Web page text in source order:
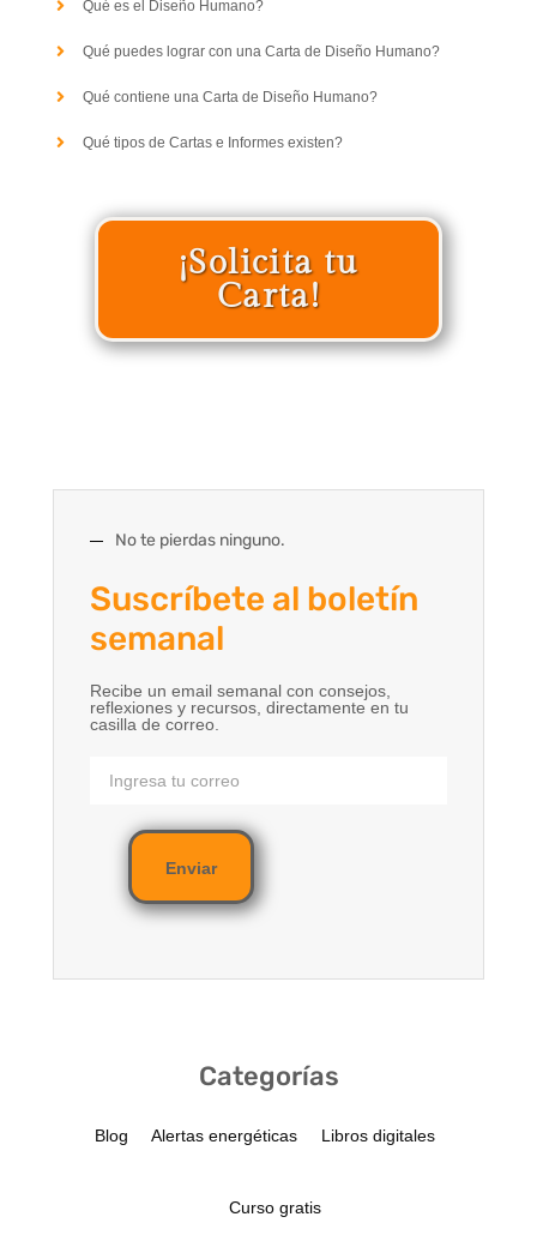
Qué es el Diseño Humano?
Qué puedes lograr con una Carta de Diseño Humano?
Qué contiene una Carta de Diseño Humano?
Qué tipos de Cartas e Informes existen?
¡Solicita tu
Carta!
No te pierdas ninguno.
Suscríbete al boletín
semanal
Recibe un email semanal con consejos,
reflexiones y recursos, directamente en tu
casilla de correo.
Enviar
Categorías
Blog Alertas energéticas Libros digitales
Curso gratis